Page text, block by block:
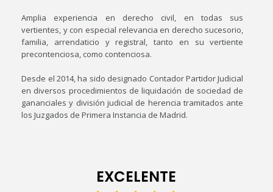
Amplia experiencia en derecho civil, en todas sus
vertientes, y con especial relevancia en derecho sucesorio,
familia, arrendaticio y registral, tanto en su vertiente
precontenciosa, como contenciosa.
Desde el 2014, ha sido designado Contador Partidor Judicial
en diversos procedimientos de liquidación de sociedad de
gananciales y división judicial de herencia tramitados ante
los Juzgados de Primera Instancia de Madrid.
EXCELENTE